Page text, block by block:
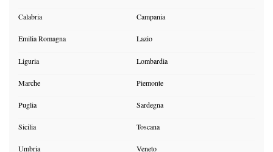
Calabria Campania
Emilia Romagna Lazio
Liguria Lombardia
Marche Piemonte
Puglia Sardegna
Sicilia Toscana
Umbria Veneto